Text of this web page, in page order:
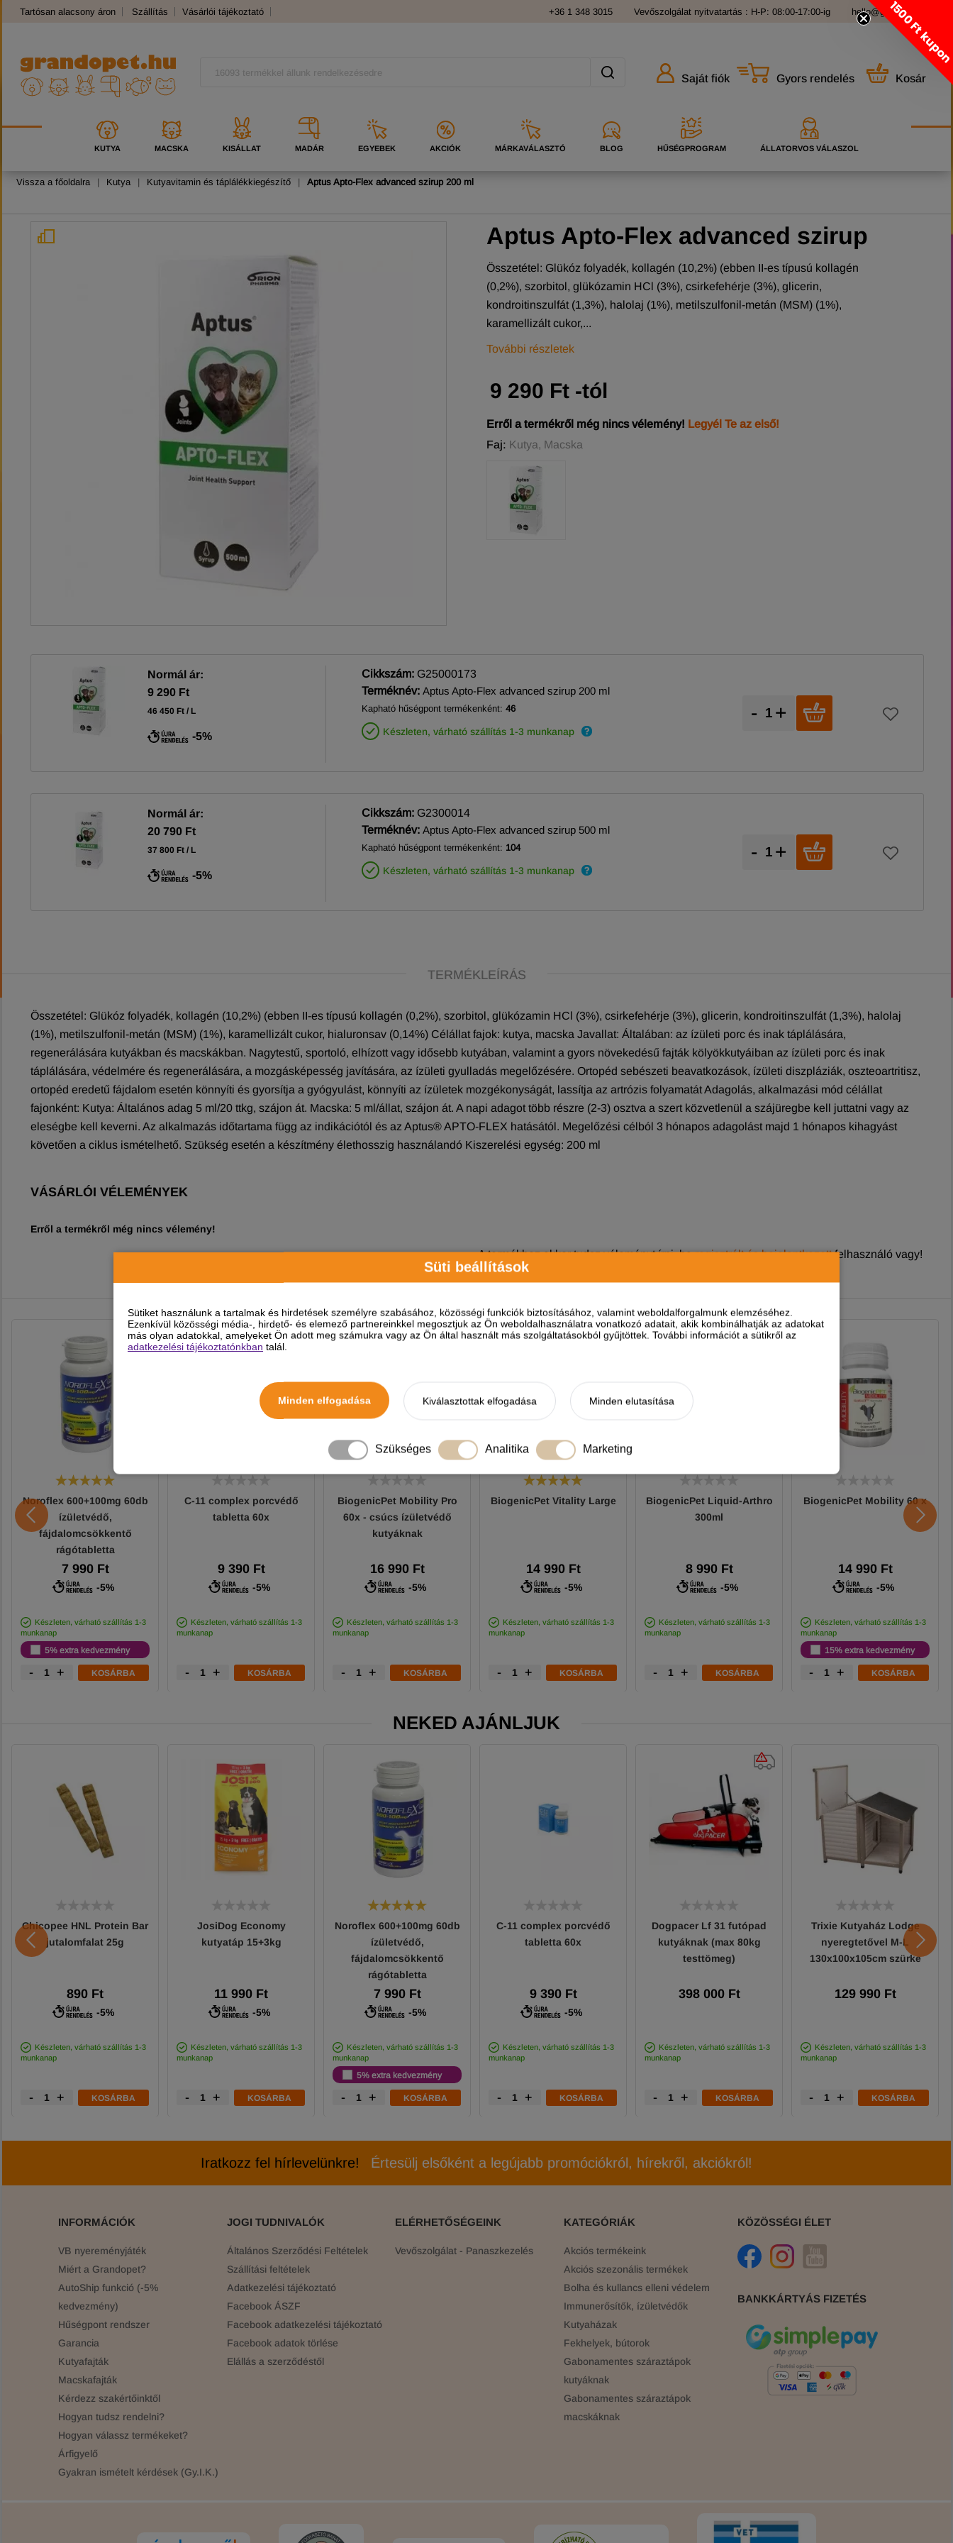
Süti beállítások
Sütiket használunk a tartalmak és hirdetések személyre szabásához, közösségi funkciók biztosításához, valamint weboldalforgalmunk elemzéséhez.
Ezenkívül közösségi média-, hirdető- és elemező partnereinkkel megosztjuk az Ön weboldalhasználatra vonatkozó adatait, akik kombinálhatják az adatokat
más olyan adatokkal, amelyeket Ön adott meg számukra vagy az Ön által használt más szolgáltatásokból gyűjtöttek. További információt a sütikről az
adatkezelési tájékoztatónkban talál.
Minden elfogadása Kiválasztottak elfogadása Minden elutasítása
Szükséges Analitika Marketing
Tartósan alacsony áron Szállítás Vásárlói tájékoztató +36 1 348 3015 Vevőszolgálat nyitvatartás : H-P: 08:00-17:00-ig hello@grandopet.hu
Saját fiók Gyors rendelés Kosár
KUTYA MACSKA KISÁLLAT MADÁR EGYEBEK AKCIÓK MÁRKAVÁLASZTÓ BLOG HŰSÉGPROGRAM ÁLLATORVOS VÁLASZOL
Vissza a főoldalra | Kutya | Kutyavitamin és táplálékkiegészítő | Aptus Apto-Flex advanced szirup 200 ml
Aptus Apto-Flex advanced szirup
Összetétel: Glükóz folyadék, kollagén (10,2%) (ebben II-es típusú kollagén
(0,2%), szorbitol, glükózamin HCl (3%), csirkefehérje (3%), glicerin,
kondroitinszulfát (1,3%), halolaj (1%), metilszulfonil-metán (MSM) (1%),
karamellizált cukor,...
További részletek
9 290 Ft -tól
Erről a termékről még nincs vélemény! Legyél Te az első!
Faj: Kutya, Macska
Normál ár:
9 290 Ft
46 450 Ft / L
-5%
Cikkszám: G25000173
Terméknév: Aptus Apto-Flex advanced szirup 200 ml
Kapható hűségpont termékenként: 46
Készleten, várható szállítás 1-3 munkanap
+
-
Normál ár:
20 790 Ft
37 800 Ft / L
-5%
Cikkszám: G2300014
Terméknév: Aptus Apto-Flex advanced szirup 500 ml
Kapható hűségpont termékenként: 104
Készleten, várható szállítás 1-3 munkanap
+
-
TERMÉKLEÍRÁS
Összetétel: Glükóz folyadék, kollagén (10,2%) (ebben II-es típusú kollagén (0,2%), szorbitol, glükózamin HCl (3%), csirkefehérje (3%), glicerin, kondroitinszulfát (1,3%), halolaj
(1%), metilszulfonil-metán (MSM) (1%), karamellizált cukor, hialuronsav (0,14%) Célállat fajok: kutya, macska Javallat: Általában: az ízületi porc és inak táplálására,
regenerálására kutyákban és macskákban. Nagytestű, sportoló, elhízott vagy idősebb kutyában, valamint a gyors növekedésű fajták kölyökkutyáiban az ízületi porc és inak
táplálására, védelmére és regenerálására, a mozgásképesség javítására, az ízületi gyulladás megelőzésére. Ortopéd sebészeti beavatkozások, ízületi diszpláziák, oszteoartritisz,
ortopéd eredetű fájdalom esetén könnyíti és gyorsítja a gyógyulást, könnyíti az ízületek mozgékonyságát, lassítja az artrózis folyamatát Adagolás, alkalmazási mód célállat
fajonként: Kutya: Általános adag 5 ml/20 ttkg, szájon át. Macska: 5 ml/állat, szájon át. A napi adagot több részre (2-3) osztva a szert közvetlenül a szájüregbe kell juttatni vagy az
eleségbe kell keverni. Az alkalmazás időtartama függ az indikációtól és az Aptus® APTO-FLEX hatásától. Megelőzési célból 3 hónapos adagolást majd 1 hónapos kihagyást
követően a ciklus ismételhető. Szükség esetén a készítmény élethosszig használandó Kiszerelési egység: 200 ml
VÁSÁRLÓI VÉLEMÉNYEK
Erről a termékről még nincs vélemény!
A termékhez akkor tudsz véleményt írni, haregisztrált és bejelentkezettfelhasználó vagy!
Noroflex 600+100mg 60db
ízületvédő,
fájdalomcsökkentő
rágótabletta
7 990 Ft
-5%
Készleten, várható szállítás 1-3
munkanap
5% extra kedvezmény
- + KOSÁRBA
C-11 complex porcvédő
tabletta 60x
9 390 Ft
-5%
Készleten, várható szállítás 1-3
munkanap
- + KOSÁRBA
BiogenicPet Mobility Pro
60x - csúcs ízületvédő
kutyáknak
16 990 Ft
-5%
Készleten, várható szállítás 1-3
munkanap
- + KOSÁRBA
BiogenicPet Vitality Large
14 990 Ft
-5%
Készleten, várható szállítás 1-3
munkanap
- + KOSÁRBA
BiogenicPet Liquid-Arthro
300ml
8 990 Ft
-5%
Készleten, várható szállítás 1-3
munkanap
- + KOSÁRBA
BiogenicPet Mobility 60 x
14 990 Ft
-5%
Készleten, várható szállítás 1-3
munkanap
15% extra kedvezmény
- + KOSÁRBA
NEKED AJÁNLJUK
Chicopee HNL Protein Bar
jutalomfalat 25g
890 Ft
-5%
Készleten, várható szállítás 1-3
munkanap
- + KOSÁRBA
JosiDog Economy
kutyatáp 15+3kg
11 990 Ft
-5%
Készleten, várható szállítás 1-3
munkanap
- + KOSÁRBA
Noroflex 600+100mg 60db
ízületvédő,
fájdalomcsökkentő
rágótabletta
7 990 Ft
-5%
Készleten, várható szállítás 1-3
munkanap
5% extra kedvezmény
- + KOSÁRBA
C-11 complex porcvédő
tabletta 60x
9 390 Ft
-5%
Készleten, várható szállítás 1-3
munkanap
- + KOSÁRBA
Dogpacer Lf 31 futópad
kutyáknak (max 80kg
testtömeg)
398 000 Ft
Készleten, várható szállítás 1-3
munkanap
- + KOSÁRBA
Trixie Kutyaház Lodge
nyeregtetővel M-L
130x100x105cm szürke
129 990 Ft
Készleten, várható szállítás 1-3
munkanap
- + KOSÁRBA
Iratkozz fel hírlevelünkre! Értesülj elsőként a legújabb promóciókról, hírekről, akciókról!
INFORMÁCIÓK
VB nyereményjáték
Miért a Grandopet?
AutoShip funkció (-5%
kedvezmény)
Hűségpont rendszer
Garancia
Kutyafajták
Macskafajták
Kérdezz szakértőinktől
Hogyan tudsz rendelni?
Hogyan válassz termékeket?
Árfigyelő
Gyakran ismételt kérdések (Gy.I.K.)
JOGI TUDNIVALÓK
Általános Szerződési Feltételek
Szállítási feltételek
Adatkezelési tájékoztató
Facebook ÁSZF
Facebook adatkezelési tájékoztató
Facebook adatok törlése
Elállás a szerződéstől
ELÉRHETŐSÉGEINK
Vevőszolgálat - Panaszkezelés
KATEGÓRIÁK
Akciós termékeink
Akciós szezonális termékek
Bolha és kullancs elleni védelem
Immunerősítők, ízületvédők
Kutyaházak
Fekhelyek, bútorok
Gabonamentes száraztápok
kutyáknak
Gabonamentes száraztápok
macskáknak
KÖZÖSSÉGI ÉLET
BANKKÁRTYÁS FIZETÉS
1500 Ft